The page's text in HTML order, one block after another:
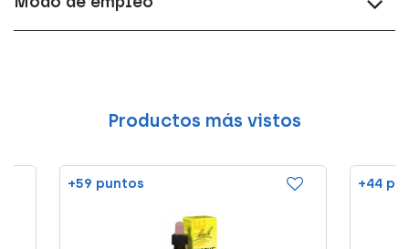
Productos más vistos
+59 puntos +44